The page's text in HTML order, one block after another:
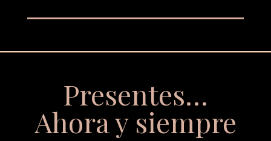
Presentes…
Ahora y siempre